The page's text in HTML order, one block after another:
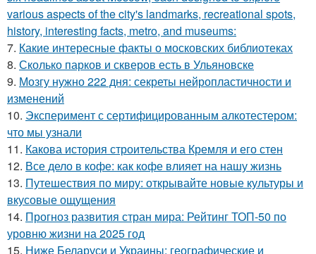
various aspects of the city's landmarks, recreational spots,
history, interesting facts, metro, and museums:
7. Какие интересные факты о московских библиотеках
8. Сколько парков и скверов есть в Ульяновске
9. Мозгу нужно 222 дня: секреты нейропластичности и
изменений
10. Эксперимент с сертифицированным алкотестером:
что мы узнали
11. Какова история строительства Кремля и его стен
12. Все дело в кофе: как кофе влияет на нашу жизнь
13. Путешествия по миру: открывайте новые культуры и
вкусовые ощущения
14. Прогноз развития стран мира: Рейтинг ТОП-50 по
уровню жизни на 2025 год
15. Ниже Беларуси и Украины: географические и